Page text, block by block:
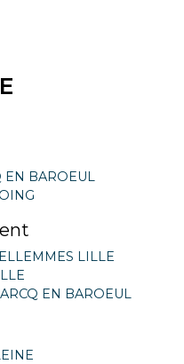
BAROEUL
LILLE
EN BAROEUL